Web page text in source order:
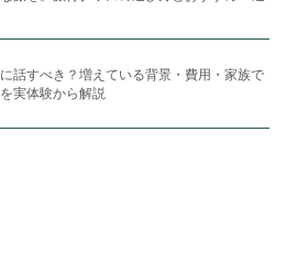
話すべき？増えている背景・費用・家族で
実体験から解説